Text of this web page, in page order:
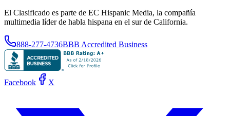
El Clasificado es parte de EC Hispanic Media, la compañía
multimedia líder de habla hispana en el sur de California.
888-277-4736BBB Accredited Business
Facebook X